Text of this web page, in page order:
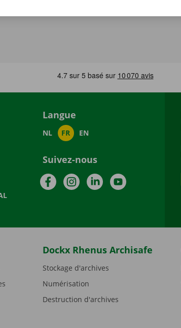
Langue
NL FR EN
Suivez-nous
FacebookInstagramLinkedInYouTube
Dockx Rhenus Archisafe
Stockage d'archives
Numérisation
Destruction d'archives